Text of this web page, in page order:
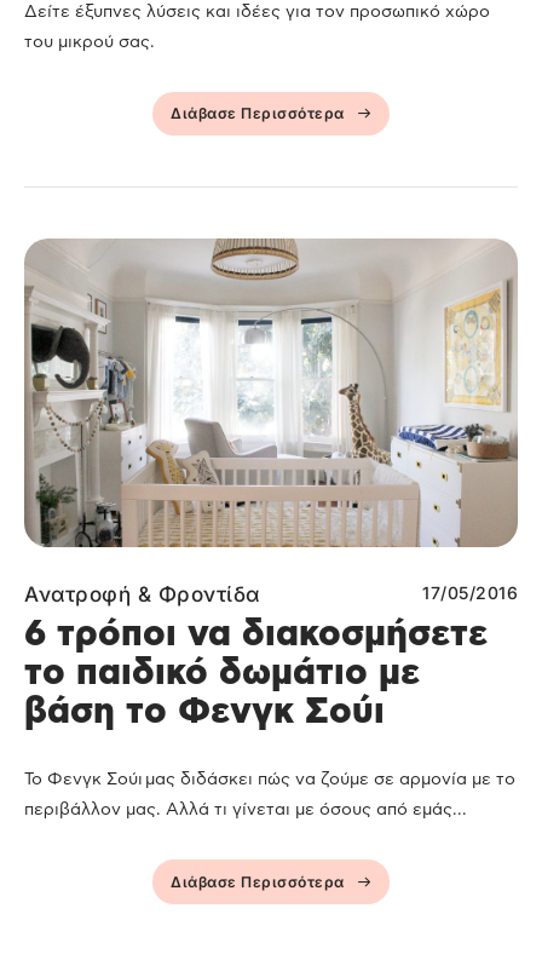
Δείτε έξυπνες λύσεις και ιδέες για τον προσωπικό χώρο
του μικρού σας.
Διάβασε Περισσότερα
Ανατροφή & Φροντίδα 17/05/2016
6 τρόποι να διακοσμήσετε
το παιδικό δωμάτιο με
βάση το Φενγκ Σούι
To Φενγκ Σούι μας διδάσκει πώς να ζούμε σε αρμονία με το
περιβάλλον μας. Αλλά τι γίνεται με όσους από εμάς...
Διάβασε Περισσότερα